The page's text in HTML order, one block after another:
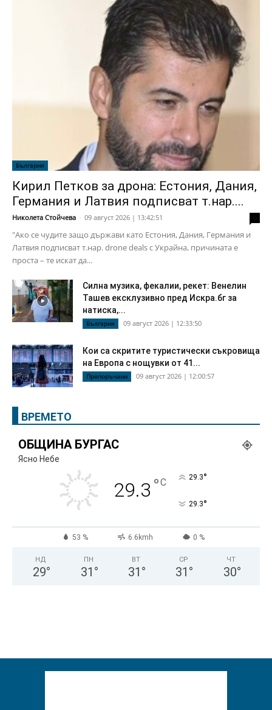
България
Кирил Петков за дрона: Естония, Дания,
Германия и Латвия подписват т.нар....
Николета Стойчева - 09 август 2026 | 13:42:51
"Ако се чудите защо държави като Естония, Дания, Германия и
Латвия подписват т.нар. drone deals с Украйна, причината е
проста – те искат да...
Силна музика, фекалии, рекет: Венелин
Ташев ексклузивно пред Искра.бг за
натиска,...
България 09 август 2026 | 12:33:50
Кои са скритите туристически съкровища
на Европа с нощувки от 41...
Препоръчани 09 август 2026 | 12:00:57
ВРЕМЕТО
ОБЩИНА БУРГАС
Ясно Небе
29.3 °C 29.3°
29.3°
53 % 6.6kmh 0 %
НД
29°
ПН
31 °
ВТ
31 °
СР
31 °
ЧТ
30°